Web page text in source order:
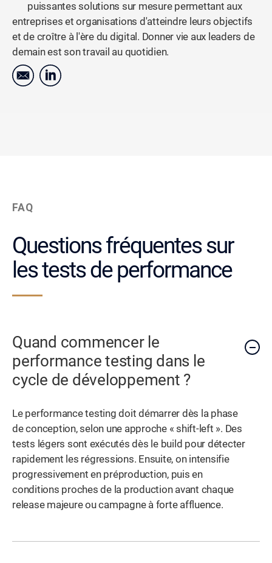
puissantes solutions sur mesure permettant aux
entreprises et organisations d'atteindre leurs objectifs
et de croître à l'ère du digital. Donner vie aux leaders de
demain est son travail au quotidien.
FAQ
Questions fréquentes sur
les tests de performance
Quand commencer le
performance testing dans le
cycle de développement ?
Le performance testing doit démarrer dès la phase
de conception, selon une approche « shift-left ». Des
tests légers sont exécutés dès le build pour détecter
rapidement les régressions. Ensuite, on intensifie
progressivement en préproduction, puis en
conditions proches de la production avant chaque
release majeure ou campagne à forte affluence.